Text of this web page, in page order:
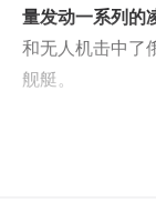
量发动一系列的
和无人机击中了
舰艇。
并且就在各方